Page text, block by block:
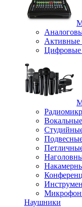
Активные
Наушники